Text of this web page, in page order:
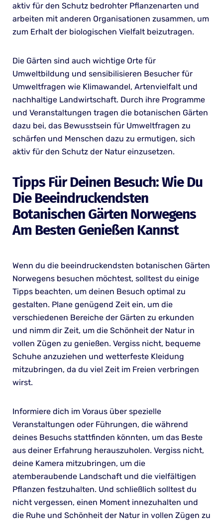
aktiv für den Schutz bedrohter Pflanzenarten und
arbeiten mit anderen Organisationen zusammen, um
zum Erhalt der biologischen Vielfalt beizutragen.
Die Gärten sind auch wichtige Orte für
Umweltbildung und sensibilisieren Besucher für
Umweltfragen wie Klimawandel, Artenvielfalt und
nachhaltige Landwirtschaft. Durch ihre Programme
und Veranstaltungen tragen die botanischen Gärten
dazu bei, das Bewusstsein für Umweltfragen zu
schärfen und Menschen dazu zu ermutigen, sich
aktiv für den Schutz der Natur einzusetzen.
Tipps Für Deinen Besuch: Wie Du
Die Beeindruckendsten
Botanischen Gärten Norwegens
Am Besten Genießen Kannst
Wenn du die beeindruckendsten botanischen Gärten
Norwegens besuchen möchtest, solltest du einige
Tipps beachten, um deinen Besuch optimal zu
gestalten. Plane genügend Zeit ein, um die
verschiedenen Bereiche der Gärten zu erkunden
und nimm dir Zeit, um die Schönheit der Natur in
vollen Zügen zu genießen. Vergiss nicht, bequeme
Schuhe anzuziehen und wetterfeste Kleidung
mitzubringen, da du viel Zeit im Freien verbringen
wirst.
Informiere dich im Voraus über spezielle
Veranstaltungen oder Führungen, die während
deines Besuchs stattfinden könnten, um das Beste
aus deiner Erfahrung herauszuholen. Vergiss nicht,
deine Kamera mitzubringen, um die
atemberaubende Landschaft und die vielfältigen
Pflanzen festzuhalten. Und schließlich solltest du
nicht vergessen, einen Moment innezuhalten und
die Ruhe und Schönheit der Natur in vollen Zügen zu